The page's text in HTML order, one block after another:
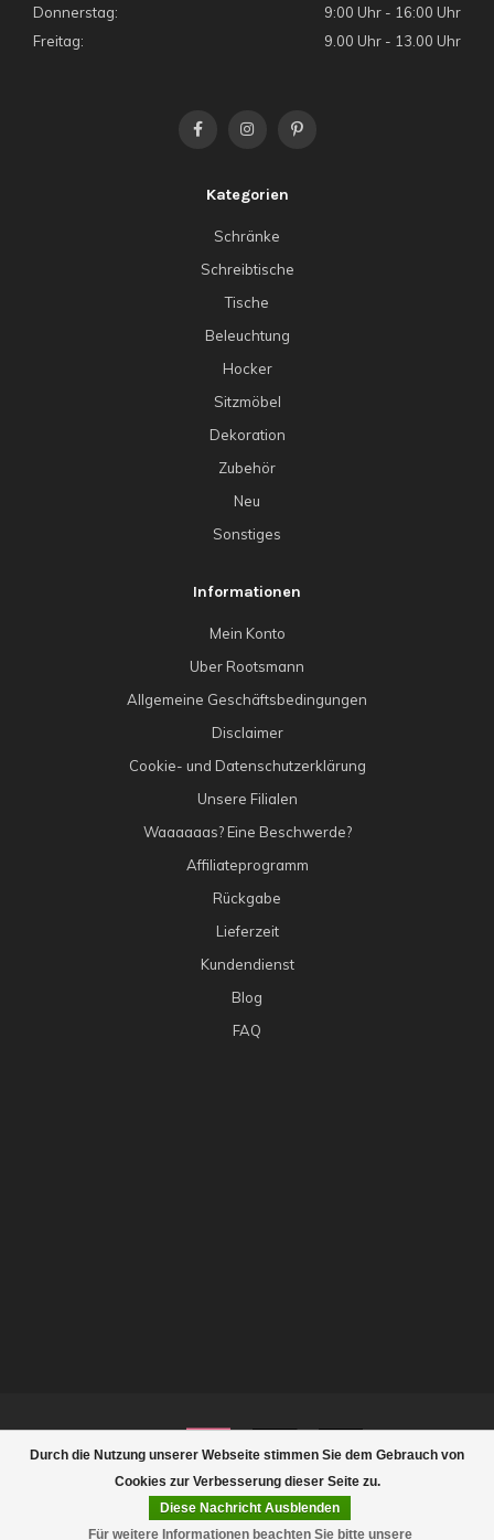
Durch die Nutzung unserer Webseite stimmen Sie dem Gebrauch von
Cookies zur Verbesserung dieser Seite zu.
Diese Nachricht Ausblenden
Für weitere Informationen beachten Sie bitte unsere
Donnerstag:
9:00 Uhr - 16:00 Uhr
Freitag:
9.00 Uhr - 13.00 Uhr
Kategorien
Schränke
Schreibtische
Tische
Beleuchtung
Hocker
Sitzmöbel
Dekoration
Zubehör
Neu
Sonstiges
Informationen
Mein Konto
Uber Rootsmann
Allgemeine Geschäftsbedingungen
Disclaimer
Cookie- und Datenschutzerklärung
Unsere Filialen
Waaaaaas? Eine Beschwerde?
Affiliateprogramm
Rückgabe
Lieferzeit
Kundendienst
Blog
FAQ
© Copyright 2026 Rootsmann